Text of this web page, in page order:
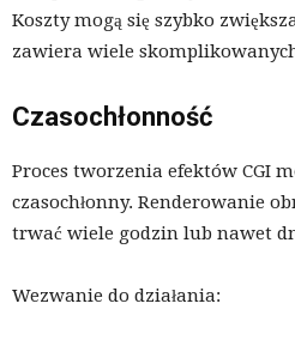
Koszty mogą się szybko
zawiera wiele
Czasochłonność
Proces tworzenia efektów CGI
czasochłonny. Renderowanie
trwać wiele godzin lub nawet
Wezwanie do działania: